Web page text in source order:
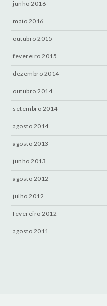
junho 2016
maio 2016
outubro 2015
fevereiro 2015
dezembro 2014
outubro 2014
setembro 2014
agosto 2014
agosto 2013
junho 2013
agosto 2012
julho 2012
fevereiro 2012
agosto 2011